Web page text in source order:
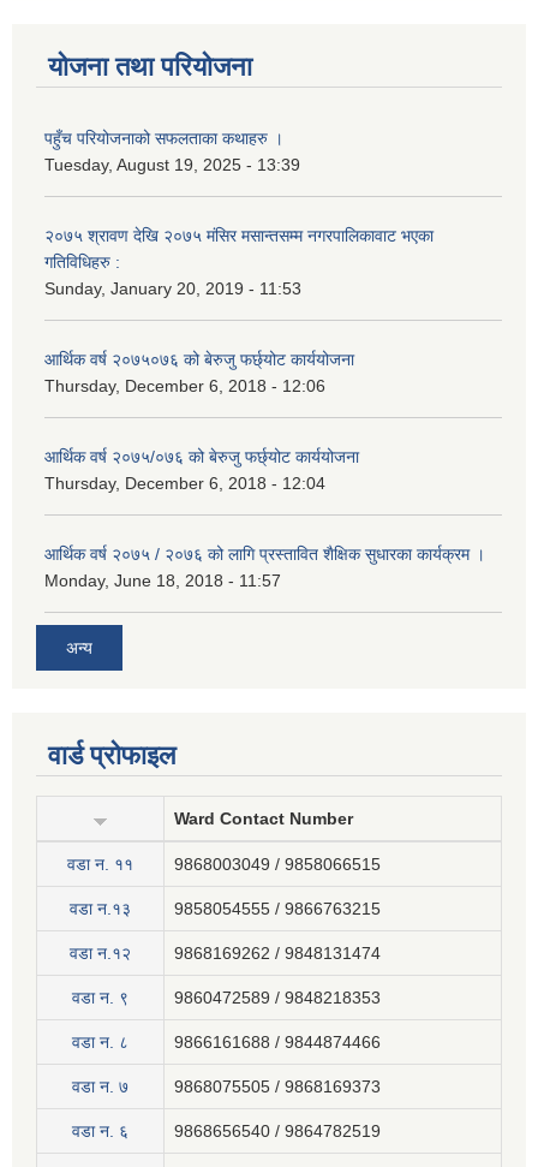
योजना तथा परियोजना
पहुँच परियोजनाको सफलताका कथाहरु ।
Tuesday, August 19, 2025 - 13:39
२०७५ श्रावण देखि २०७५ मंसिर मसान्तसम्म नगरपालिकावाट भएका
गतिविधिहरु :
Sunday, January 20, 2019 - 11:53
आर्थिक वर्ष २०७५०७६ को बेरुजु फर्छ्योट कार्ययोजना
Thursday, December 6, 2018 - 12:06
आर्थिक वर्ष २०७५/०७६ को बेरुजु फर्छ्योट कार्ययोजना
Thursday, December 6, 2018 - 12:04
आर्थिक वर्ष २०७५ / २०७६ को लागि प्रस्तावित शैक्षिक सुधारका कार्यक्रम ।
Monday, June 18, 2018 - 11:57
अन्य
वार्ड प्रोफाइल
Ward Contact Number
वडा न‍. ११ 9868003049 / 9858066515
वडा न.१३ 9858054555 / 9866763215
वडा न.१२ 9868169262 / 9848131474
वडा न. ९ 9860472589 / 9848218353
वडा न. ८ 9866161688 / 9844874466
वडा न. ७ 9868075505 / 9868169373
वडा न. ६ 9868656540 / 9864782519